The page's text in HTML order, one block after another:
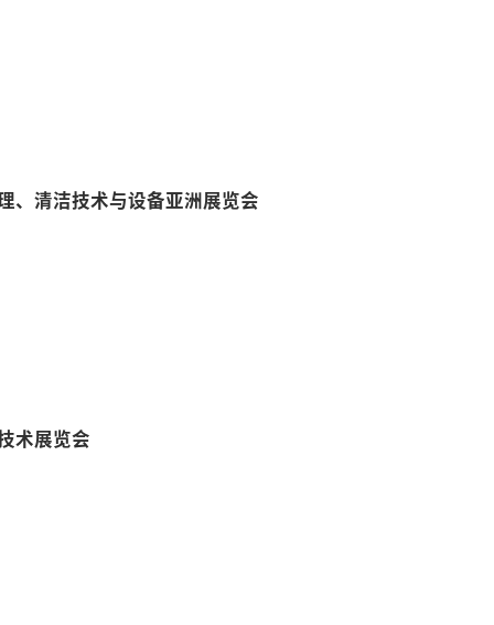
、清洁技术与设备亚洲展览会
术展览会